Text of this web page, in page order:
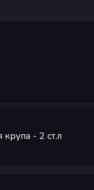
крупа - 2 ст.л